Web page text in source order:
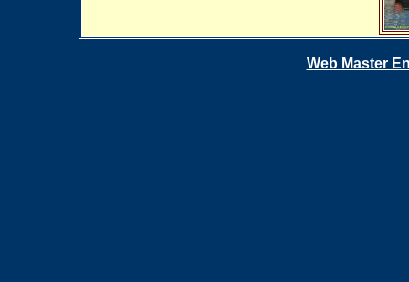
Web Master